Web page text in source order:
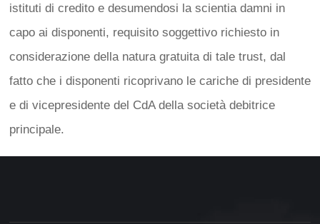
istituti di credito e desumendosi la scientia damni in
capo ai disponenti, requisito soggettivo richiesto in
considerazione della natura gratuita di tale trust, dal
fatto che i disponenti ricoprivano le cariche di presidente
e di vicepresidente del CdA della società debitrice
principale.